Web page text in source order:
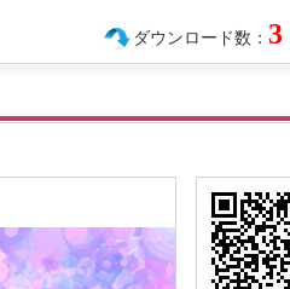
ダウンロード数： 3